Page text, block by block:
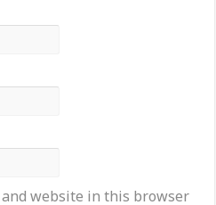
and website in this browser